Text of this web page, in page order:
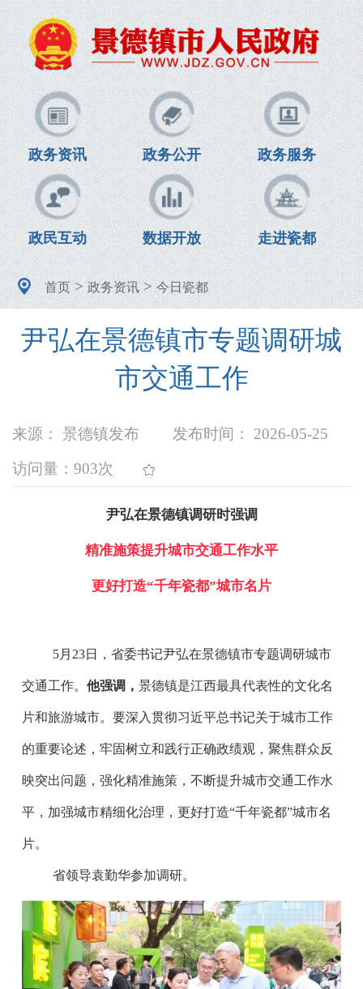
政务资讯 政务公开 政务服务
政民互动 数据开放 走进瓷都
首页>政务资讯>今日瓷都
尹弘在景德镇市专题调研城
市交通工作
来源： 景德镇发布 发布时间： 2026-05-25
访问量： 903次
尹弘在景德镇调研时强调
精准施策提升城市交通工作水平
更好打造“千年瓷都”城市名片
5月23日，省委书记尹弘在景德镇市专题调研城市
交通工作。 他强调， 景德镇是江西最具代表性的文化名
片和旅游城市。要深入贯彻习近平总书记关于城市工作
的重要论述，牢固树立和践行正确政绩观，聚焦群众反
映突出问题，强化精准施策，不断提升城市交通工作水
平，加强城市精细化治理，更好打造“千年瓷都”城市名
片。
省领导袁勤华参加调研。